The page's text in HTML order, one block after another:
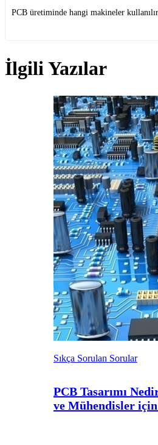
PCB üretiminde hangi makineler
İlgili Yazılar
Sıkça Sorulan Sorular
PCB Tasarımı
ve Mühendisler